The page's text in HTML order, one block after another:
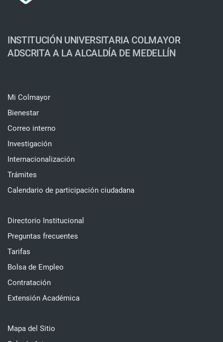
INSTITUCIÓN UNIVERSITARIA COLMAYOR
ADSCRITA A LA ALCALDÍA DE MEDELLÍN
Mi Colmayor
Bienestar
Correo interno
Investigación
Internacionalización
Trámites
Calendario de participación ciudadana
Directorio Institucional
Preguntas frecuentes
Tarifas
Bolsa de Empleo
Contratación
Extensión Académica
Mapa del Sitio